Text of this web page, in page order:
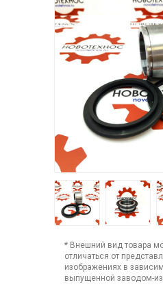
* Внешний вид товара
отличаться от
изображениях в
выпущенной заводом-